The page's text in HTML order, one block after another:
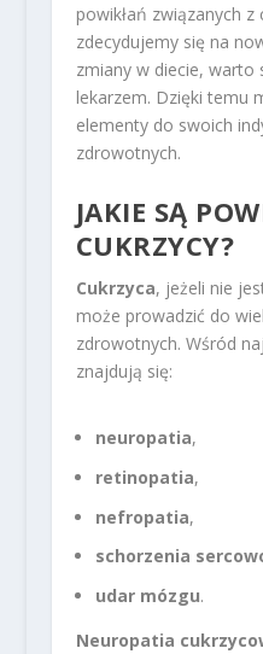
powikłań związanych
zdecydujemy się na
zmiany w diecie, warto
lekarzem. Dzięki temu
elementy do swoich
zdrowotnych.
JAKIE SĄ
CUKRZYCY?
Cukrzyca, jeżeli nie
może prowadzić do
zdrowotnych. Wśród
znajdują się:
neuropatia,
retinopatia,
nefropatia,
schorzenia
udar mózgu.
Neuropatia